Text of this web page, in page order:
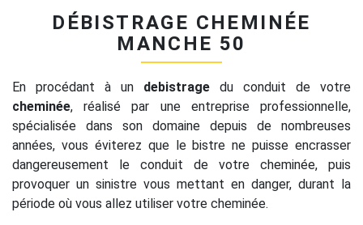
DÉBISTRAGE CHEMINÉE
MANCHE 50
En procédant à un debistrage du conduit de votre
cheminée, réalisé par une entreprise professionnelle,
spécialisée dans son domaine depuis de nombreuses
années, vous éviterez que le bistre ne puisse encrasser
dangereusement le conduit de votre cheminée, puis
provoquer un sinistre vous mettant en danger, durant la
période où vous allez utiliser votre cheminée.